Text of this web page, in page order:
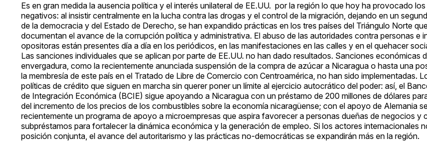
Es en gran medida la ausencia política y el interés unilateral de EE.UU. por la región lo que hoy ha provocado
negativos: al insistir centralmente en la lucha contra las drogas y el control de la migración, dejando en un
de la democracia y del Estado de Derecho, se han expandido prácticas en los tres países del Triángulo Norte
documentan el avance de la corrupción política y administrativa. El abuso de las autoridades contra personas e
opositoras están presentes día a día en los periódicos, en las manifestaciones en las calles y en el quehacer
Las sanciones individuales que se aplican por parte de EE.UU. no han dado resultados. Sanciones económicas
envergadura, como la recientemente anunciada suspensión de la compra de azúcar a Nicaragua o hasta una
la membresía de este país en el Tratado de Libre de Comercio con Centroamérica, no han sido implementadas.
políticas de crédito que siguen en marcha sin querer poner un límite al ejercicio autocrático del poder: así, el
de Integración Económica (BCIE) sigue apoyando a Nicaragua con un préstamo de 200 millones de dólares
del incremento de los precios de los combustibles sobre la economía nicaragüense; con el apoyo de Alemania
recientemente un programa de apoyo a microempresas que aspira favorecer a personas dueñas de negocios y
subpréstamos para fortalecer la dinámica económica y la generación de empleo. Si los actores internacionales
posición conjunta, el avance del autoritarismo y las prácticas no-democráticas se expandirán más en la región.